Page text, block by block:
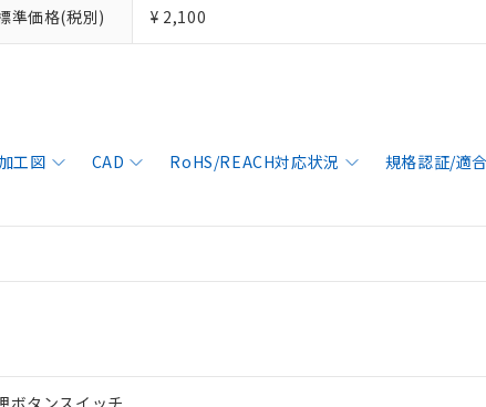
準価格(税別) ¥ 2,100
工図 CAD RoHS/REACH対応状況 規格認証/適
ボタンスイッチ